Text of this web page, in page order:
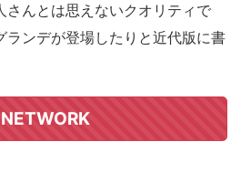
さんとは思えないクオリティで
ランデが登場したりと近代版に書